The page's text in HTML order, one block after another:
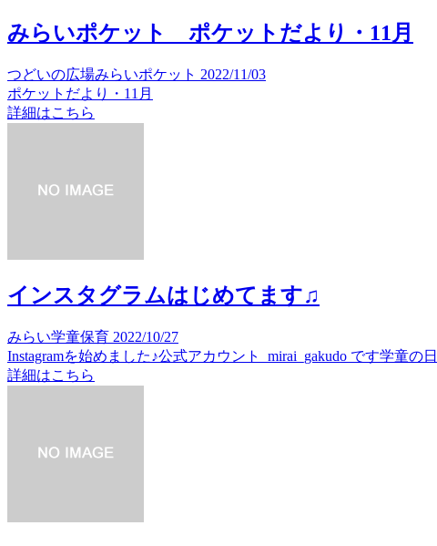
みらいポケット ポケットだより・11月
つどいの広場みらいポケット 2022/11/03
ポケットだより・11月
詳細はこちら
インスタグラムはじめてます♫
みらい学童保育 2022/10/27
Instagramを始めました♪公式アカウント mirai_gakudo です学童
詳細はこちら